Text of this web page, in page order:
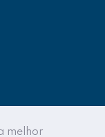
melhor